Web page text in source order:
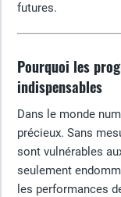
futures.
Pourquoi les
indispensables
Dans le monde
précieux. Sans
sont vulnérables
seulement
les performances